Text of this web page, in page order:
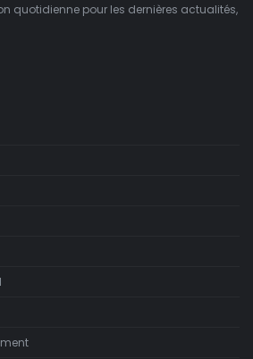
quotidienne pour les dernières actualités,